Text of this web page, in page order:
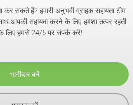
सकते हैं? हमारी अनुभवी ग्राहक सहायता टीम
आपकी सहायता करने के लिए हमेशा तत्पर रहती
लिए हमसे 24/5 पर संपर्क करें!
भागीदार बनें